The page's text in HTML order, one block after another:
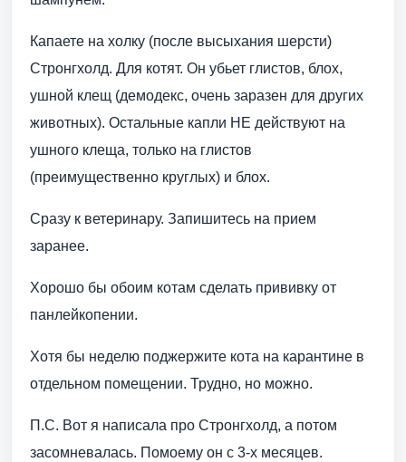
Капаете на холку (после высыхания шерсти)
Стронгхолд. Для котят. Он убьет глистов, блох,
ушной клещ (демодекс, очень заразен для других
животных). Остальные капли НЕ действуют на
ушного клеща, только на глистов
(преимущественно круглых) и блох.
Сразу к ветеринару. Запишитесь на прием
заранее.
Хорошо бы обоим котам сделать прививку от
панлейкопении.
Хотя бы неделю поджержите кота на карантине в
отдельном помещении. Трудно, но можно.
П.С. Вот я написала про Стронгхолд, а потом
засомневалась. Помоему он с 3-х месяцев.